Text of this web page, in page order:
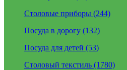
Столовые приборы (244)
Посуда в дорогу (132)
Посуда для детей (53)
Столовый текстиль (1780)